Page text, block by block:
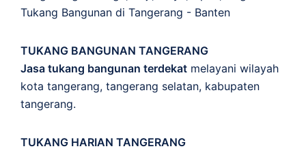
Tukang Bangunan di Tangerang - Banten
TUKANG BANGUNAN TANGERANG
Jasa tukang bangunan terdekat melayani wilayah
kota tangerang, tangerang selatan, kabupaten
tangerang.
TUKANG HARIAN TANGERANG